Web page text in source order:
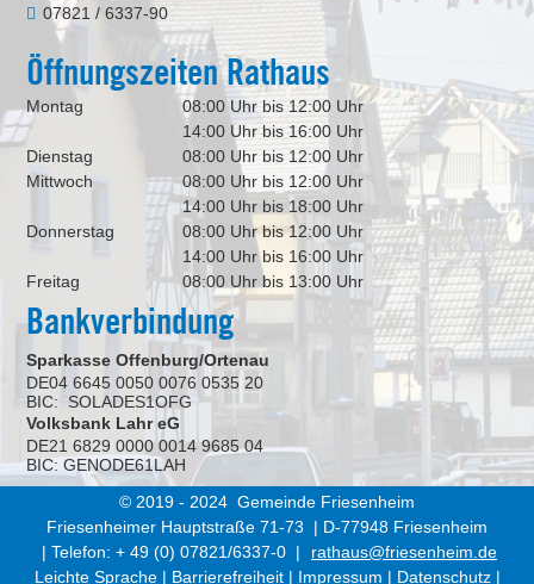
07821 / 6337-90
Öffnungszeiten Rathaus
Montag
08:00 Uhr bis 12:00 Uhr
14:00 Uhr bis 16:00 Uhr
Dienstag
08:00 Uhr bis 12:00 Uhr
Mittwoch
08:00 Uhr bis 12:00 Uhr
14:00 Uhr bis 18:00 Uhr
Donnerstag
08:00 Uhr bis 12:00 Uhr
14:00 Uhr bis 16:00 Uhr
Freitag
08:00 Uhr bis 13:00 Uhr
Bankverbindung
Sparkasse Offenburg/Ortenau
DE04 6645 0050 0076 0535 20
BIC: SOLADES1OFG
Volksbank Lahr eG
DE21 6829 0000 0014 9685 04
BIC: GENODE61LAH
© 2019 - 2024 Gemeinde Friesenheim
Friesenheimer Hauptstraße 71-73 | D-77948 Friesenheim
| Telefon: + 49 (0) 07821/6337-0 |
rathaus@friesenheim.de
Leichte Sprache| Barrierefreiheit| Impressum | Datenschutz|